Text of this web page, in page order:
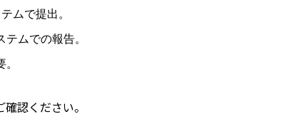
ムで提出。
ムでの報告。
認ください。